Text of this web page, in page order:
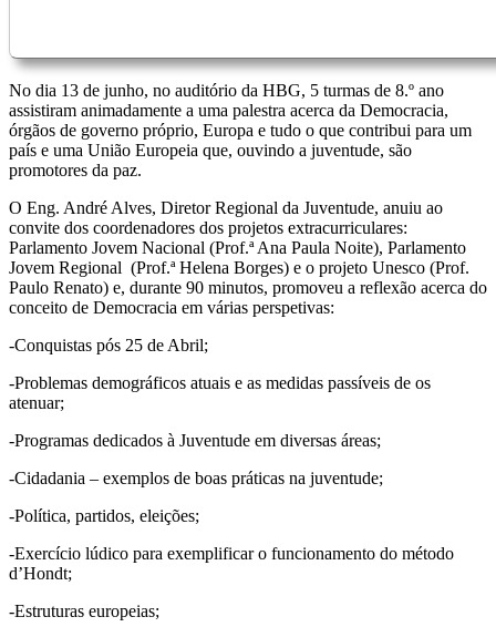
No dia 13 de junho, no auditório da HBG, 5 turmas de 8.º ano
assistiram animadamente a uma palestra acerca da Democracia,
órgãos de governo próprio, Europa e tudo o que contribui para um
país e uma União Europeia que, ouvindo a juventude, são
promotores da paz.
O Eng. André Alves, Diretor Regional da Juventude, anuiu ao
convite dos coordenadores dos projetos extracurriculares:
Parlamento Jovem Nacional (Prof.ª Ana Paula Noite), Parlamento
Jovem Regional (Prof.ª Helena Borges) e o projeto Unesco (Prof.
Paulo Renato) e, durante 90 minutos, promoveu a reflexão acerca do
conceito de Democracia em várias perspetivas:
-Conquistas pós 25 de Abril;
-Problemas demográficos atuais e as medidas passíveis de os
atenuar;
-Programas dedicados à Juventude em diversas áreas;
-Cidadania – exemplos de boas práticas na juventude;
-Política, partidos, eleições;
-Exercício lúdico para exemplificar o funcionamento do método
d’Hondt;
-Estruturas europeias;